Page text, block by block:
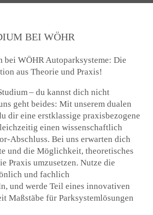
BEI WÖHR
bei WÖHR Autoparksysteme: Die
aus Theorie und Praxis!
– du kannst dich nicht
geht beides: Mit unserem dualen
dir eine erstklassige praxisbezogene
einen wissenschaftlich
Abschluss. Bei uns erwarten dich
und die Möglichkeit, theoretisches
Praxis umzusetzen. Nutze die
und fachlich
und werde Teil eines innovativen
Maßstäbe für Parksystemlösungen